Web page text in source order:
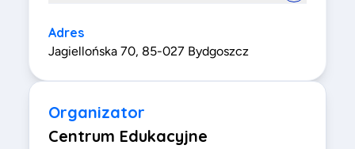
Adres
Jagiellońska 70, 85-027 Bydgoszcz
Organizator
Centrum Edukacyjne